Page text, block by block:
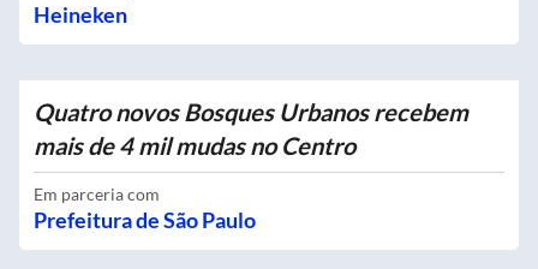
Heineken
Quatro novos Bosques Urbanos recebem
mais de 4 mil mudas no Centro
Em parceria com
Prefeitura de São Paulo